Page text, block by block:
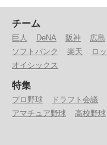
チーム
巨人 DeNA 阪神 広島
ソフトバンク
楽天 ロ
オイシックス
特集
プロ野球 ドラフト会議
アマチュア野球
高校野球